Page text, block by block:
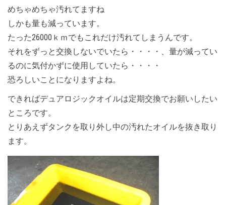
めちゃめちゃ汚れてますね
しかも量も減っています。
たった26000ｋｍでもこれだけ汚れてしまうんです。
それをずっと交換しないでいたら・・・・、量が減ってい
るのに気付かずに使用していたら・・・・
恐ろしいことになりますよね。
できればデュアロジックオイルは定期交換でお願いしたい
ところです。
とりあえずタンクを取り外し中の汚れたオイルを抜き取り
ます。